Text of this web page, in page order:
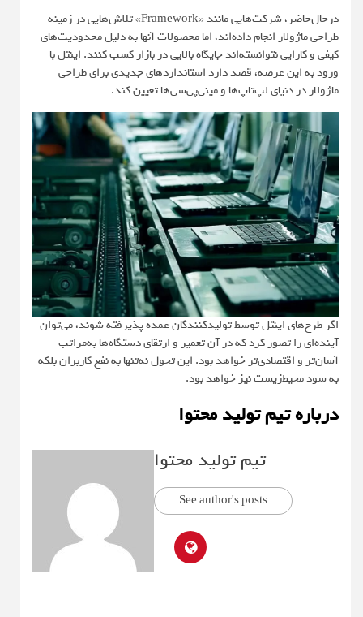
درحال‌حاضر، شرکت‌هایی مانند «Framework» تلاش‌هایی در زمینه
طراحی ماژولار انجام داده‌اند، اما محصولات آنها به دلیل محدودیت‌های
کیفی و کارایی نتوانسته‌اند جایگاه بالایی در بازار کسب کنند. اینتل با
ورود به این عرصه، قصد دارد استانداردهای جدیدی برای طراحی
ماژولار در دنیای لپ‌تاپ‌ها و مینی‌پی‌سی‌ها تعیین کند.
اگر طرح‌های اینتل توسط تولیدکنندگان عمده پذیرفته شوند، می‌توان
آینده‌ای را تصور کرد که در آن تعمیر و ارتقای دستگاه‌ها به‌مراتب
آسان‌تر و اقتصادی‌تر خواهد بود. این تحول نه‌تنها به نفع کاربران بلکه
به سود محیط‌زیست نیز خواهد بود.
درباره تیم تولید محتوا
تیم تولید محتوا
See author's posts